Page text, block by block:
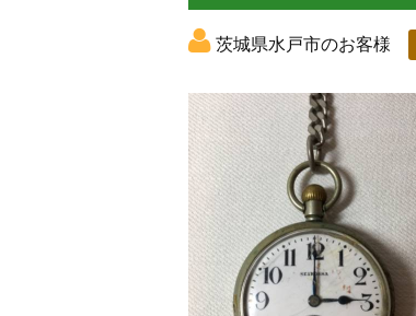
茨城県水戸市のお客様